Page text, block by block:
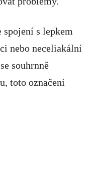
s lepkem
nebo neceliakální
souhrnně
toto označení